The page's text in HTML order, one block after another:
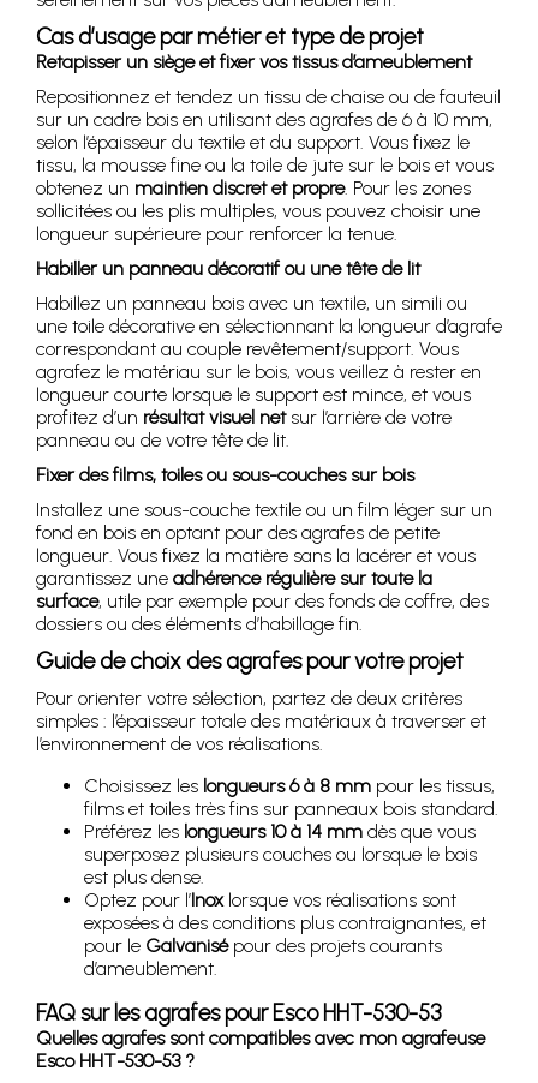
Cas d’usage par métier et type de projet
Retapisser un siège et fixer vos tissus d’ameublement
Repositionnez et tendez un tissu de chaise ou de fauteuil
sur un cadre bois en utilisant des agrafes de 6 à 10 mm,
selon l’épaisseur du textile et du support. Vous fixez le
tissu, la mousse fine ou la toile de jute sur le bois et vous
obtenez un maintien discret et propre. Pour les zones
sollicitées ou les plis multiples, vous pouvez choisir une
longueur supérieure pour renforcer la tenue.
Habiller un panneau décoratif ou une tête de lit
Habillez un panneau bois avec un textile, un simili ou
une toile décorative en sélectionnant la longueur d’agrafe
correspondant au couple revêtement/support. Vous
agrafez le matériau sur le bois, vous veillez à rester en
longueur courte lorsque le support est mince, et vous
profitez d’un résultat visuel netsur l’arrière de votre
panneau ou de votre tête de lit.
Fixer des films, toiles ou sous-couches sur bois
Installez une sous-couche textile ou un film léger sur un
fond en bois en optant pour des agrafes de petite
longueur. Vous fixez la matière sans la lacérer et vous
garantissez une adhérence régulière sur toute la
surface, utile par exemple pour des fonds de coffre, des
dossiers ou des éléments d’habillage fin.
Guide de choix des agrafes pour votre projet
Pour orienter votre sélection, partez de deux critères
simples : l’épaisseur totale des matériaux à traverser et
l’environnement de vos réalisations.
Choisissez les longueurs 6 à 8 mm pour les tissus,
films et toiles très fins sur panneaux bois standard.
Préférez les longueurs 10 à 14 mm dès que vous
superposez plusieurs couches ou lorsque le bois
est plus dense.
Optez pour l’Inoxlorsque vos réalisations sont
exposées à des conditions plus contraignantes, et
pour le Galvanisépour des projets courants
d’ameublement.
FAQ sur les agrafes pour Esco HHT-530-53
Quelles agrafes sont compatibles avec mon agrafeuse
Esco HHT-530-53 ?